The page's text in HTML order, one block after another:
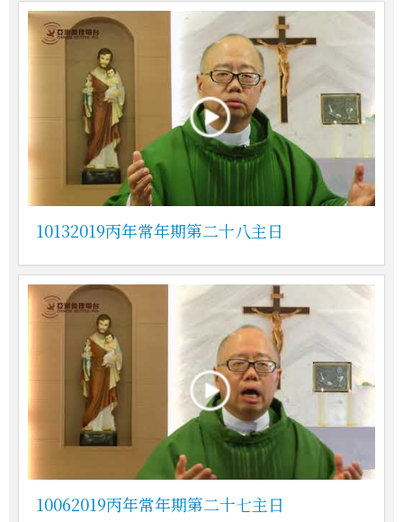
10132019丙年常年期第二十八主日
10062019丙年常年期第二十七主日